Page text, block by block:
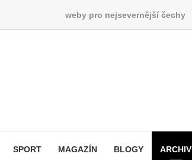
weby pro nejsevernější čechy
SPORT MAGAZÍN BLOGY ARCHIV